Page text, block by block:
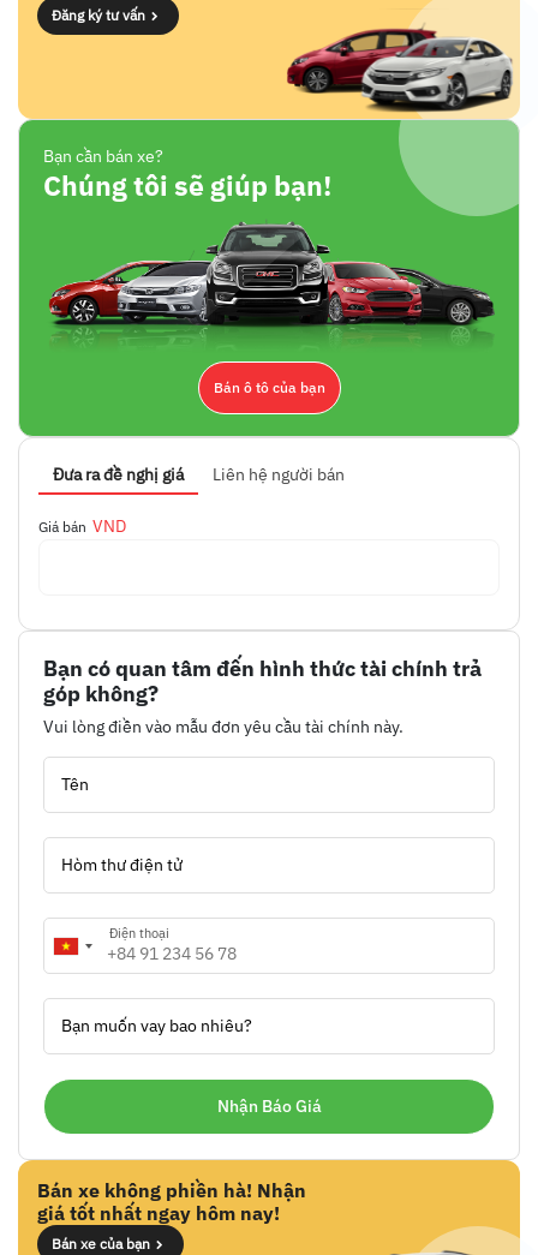
Đăng ký tư vấn
Bạn cần bán xe?
Chúng tôi sẽ giúp bạn!
Bán ô tô của bạn
Đưa ra đề nghị giá Liên hệ người bán
Giá bán VND
Bạn có quan tâm đến hình thức tài chính trả
góp không?
Vui lòng điền vào mẫu đơn yêu cầu tài chính này.
Tên
Hòm thư điện tử
Điện thoại
Bạn muốn vay bao nhiêu?
Bán xe không phiền hà! Nhận
giá tốt nhất ngay hôm nay!
Bán xe của bạn